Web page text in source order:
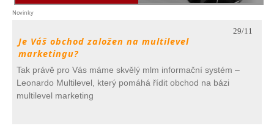
Novinky
29/11
Je Váš obchod založen na multilevel
marketingu?
Tak právě pro Vás máme skvělý mlm informační systém –
Leonardo Multilevel, který pomáhá řídit obchod na bázi
multilevel marketing